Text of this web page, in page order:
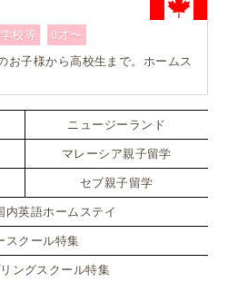
校等
0才〜
お子様から高校生まで。ホームス
ニュージーランド
マレーシア親子留学
セブ親子留学
内英語ホームステイ
スクール特集
ングスクール特集